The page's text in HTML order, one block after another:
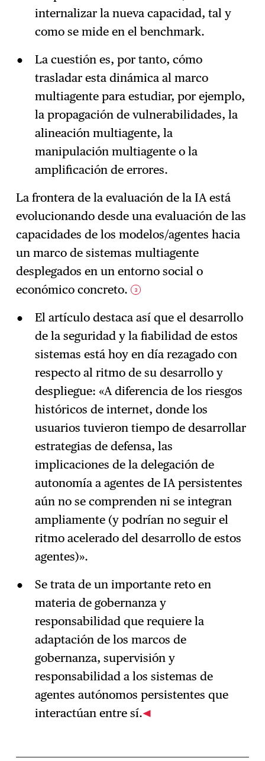
internalizar la nueva capacidad, tal y
como se mide en el benchmark.
La cuestión es, por tanto, cómo
trasladar esta dinámica al marco
multiagente para estudiar, por ejemplo,
la propagación de vulnerabilidades, la
alineación multiagente, la
manipulación multiagente o la
amplificación de errores.
La frontera de la evaluación de la IA está
evolucionando desde una evaluación de las
capacidades de los modelos/agentes hacia
un marco de sistemas multiagente
desplegados en un entorno social o
económico concreto. 3
El artículo destaca así que el desarrollo
de la seguridad y la fiabilidad de estos
sistemas está hoy en día rezagado con
respecto al ritmo de su desarrollo y
despliegue: «A diferencia de los riesgos
históricos de internet, donde los
usuarios tuvieron tiempo de desarrollar
estrategias de defensa, las
implicaciones de la delegación de
autonomía a agentes de IA persistentes
aún no se comprenden ni se integran
ampliamente (y podrían no seguir el
ritmo acelerado del desarrollo de estos
agentes)».
Se trata de un importante reto en
materia de gobernanza y
responsabilidad que requiere la
adaptación de los marcos de
gobernanza, supervisión y
responsabilidad a los sistemas de
agentes autónomos persistentes que
interactúan entre sí.